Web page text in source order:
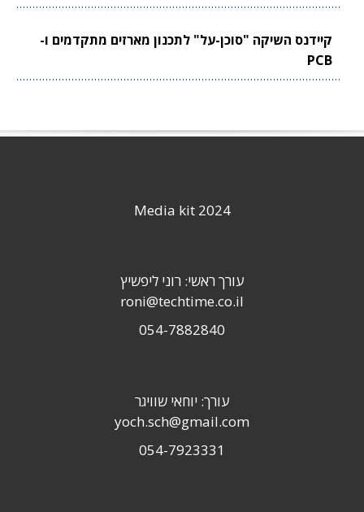
קיידנס השיקה "סוכן-על" לתכנון מארזים מתקדמים ו-
PCB
Media kit 2024
עורך ראשי: רוני ליפשיץ
roni@techtime.co.il
054-7882840
עורך: יוחאי שוויגר
yoch.sch@gmail.com
054-7923331